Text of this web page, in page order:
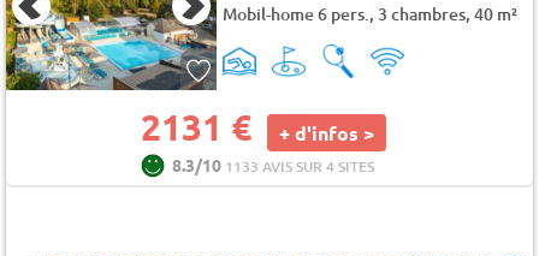
Mobil-home 6 pers., 3 chambres, 40 m²
2131 € + d'infos >
8.3/10 1133 AVIS SUR 4 SITES